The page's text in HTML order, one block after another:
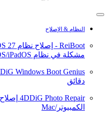
النظام & الإصلاح
ReiBoot - إصلاح نظام iOS 27
مشكلة في نظام iOS/iPadOS
Windows Boot Genius
دقائق
4DDiG Photo Repair
الكمبيوتر/Mac